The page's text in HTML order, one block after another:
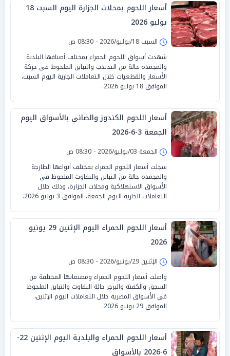
أسعار اللحوم بمحلات الجزارة اليوم السبت 18
يوليو 2026
السبت 18/يوليو/2026 - 08:30 ص
شهدت أسواق اللحوم الحمراء بمختلف أصنافها البلدية
والمجمدة حالة من التذبذب والتباين الملحوظ في حركة
الأسعار والقطعيات خلال التعاملات الجارية اليوم السبت،
الموافق 18 يوليو 2026.
أسعار اللحوم الكندوز والضاني بالأسواق اليوم
الجمعة 3-6-2026
الجمعة 03/يوليو/2026 - 08:30 ص
سجلت أسعار اللحوم الحمراء بمختلف أنواعها الطازجة
والمجمدة حالة من التباين والتفاوت الملحوظ في
الأسواق الاستهلاكية ومحلات الجزارة، وذلك خلال
التعاملات الجارية اليوم الجمعة، الموافق 3 يوليو 2026.
أسعار اللحوم الحمراء اليوم الإثنين 29 يونيو
2026
الإثنين 29/يونيو/2026 - 08:30 ص
واصلت أسعار اللحوم الحمراء ومصنعاتها المختلفة من
السجق والكفتة والبرجر حالة التفاوت والتباين الملحوظ
في الأسواق المصرية خلال التعاملات اليوم الإثنين،
الموافق 29 يونيو 2026.
أسعار اللحوم الحمراء والبلدية اليوم الإثنين 22-
6-2026 بالأسواق